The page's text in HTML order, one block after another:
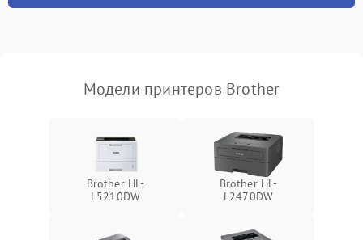
Модели принтеров Brother
Brother HL-
L5210DW
Brother HL-
L2470DW